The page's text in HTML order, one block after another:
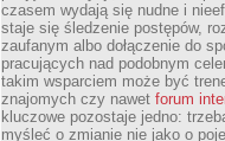
czasem wydają się nudne i
staje się śledzenie postępów,
zaufanym albo dołączenie do
pracujących nad podobnym
takim wsparciem może być
znajomych czy nawet forum
kluczowe pozostaje jedno:
myśleć o zmianie nie jako o